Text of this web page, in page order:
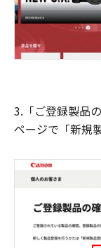
3.「ご登録製品
ページで「新規